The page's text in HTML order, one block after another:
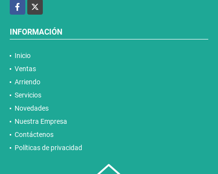
Facebook
INFORMACIÓN
Inicio
Ventas
Arriendo
Servicios
Novedades
Nuestra Empresa
Contáctenos
Políticas de privacidad